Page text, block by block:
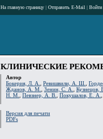
На главную страницу | Отправить E-Mail | Войти
КЛИНИЧЕСКИЕ
Автор
Бокерия, Л. А.
Ревишвили, А. Ш.
Жданов, А. М.
Зенин, С. А. Кузнецов,
Н. М.
Певзнер, А. В. Покушалов, Е. А.
Версия для печати
PDFs